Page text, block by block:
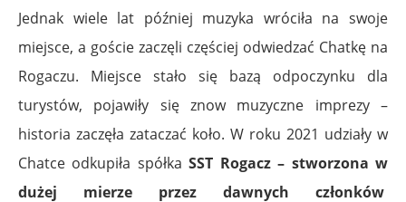
Jednak wiele lat później muzyka wróciła na swoje
miejsce, a goście zaczęli częściej odwiedzać Chatkę na
Rogaczu. Miejsce stało się bazą odpoczynku dla
turystów, pojawiły się znow muzyczne imprezy –
historia zaczęła zataczać koło. W roku 2021 udziały w
Chatce odkupiła spółkaSST Rogacz – stworzona w
dużej mierze przez dawnych członków